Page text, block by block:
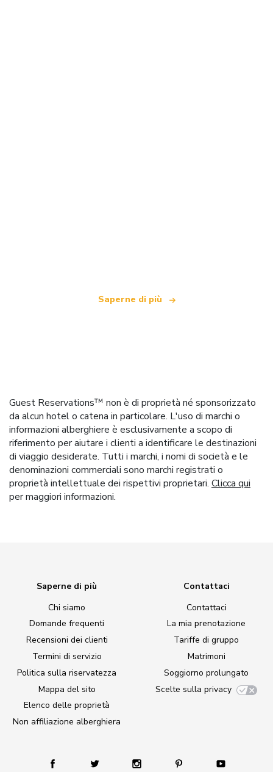
Saperne di più
Guest Reservations™ non è di proprietà né sponsorizzato
da alcun hotel o catena in particolare. L'uso di marchi o
informazioni alberghiere è esclusivamente a scopo di
riferimento per aiutare i clienti a identificare le destinazioni
di viaggio desiderate. Tutti i marchi, i nomi di società e le
denominazioni commerciali sono marchi registrati o
proprietà intellettuale dei rispettivi proprietari. Clicca qui
per maggiori informazioni.
Saperne di più
Chi siamo
Domande frequenti
Recensioni dei clienti
Termini di servizio
Politica sulla riservatezza
Mappa del sito
Elenco delle proprietà
Non affiliazione alberghiera
Contattaci
Contattaci
La mia prenotazione
Tariffe di gruppo
Matrimoni
Soggiorno prolungato
Scelte sulla privacy